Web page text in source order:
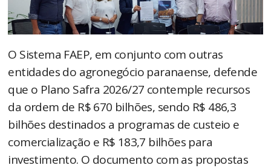
O Sistema FAEP, em conjunto com outras
entidades do agronegócio paranaense, defende
que o Plano Safra 2026/27 contemple recursos
da ordem de R$ 670 bilhões, sendo R$ 486,3
bilhões destinados a programas de custeio e
comercialização e R$ 183,7 bilhões para
investimento. O documento com as propostas